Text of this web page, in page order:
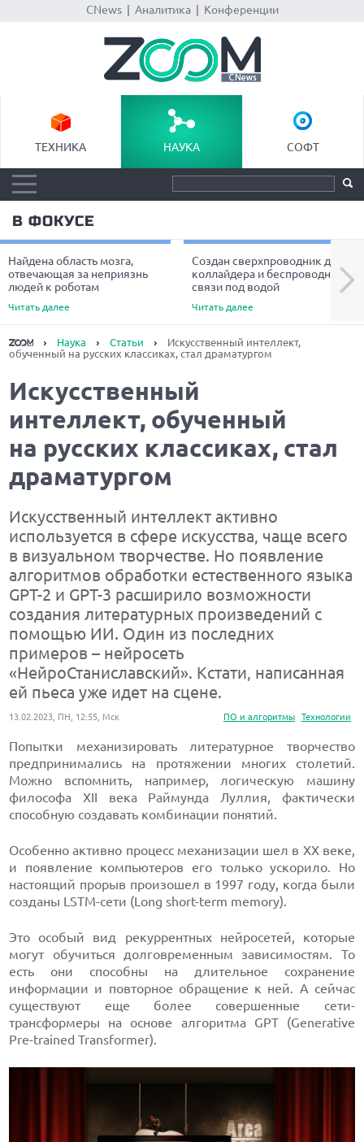
CNews| Аналитика| Конференции
ТЕХНИКА НАУКА СОФТ
В ФОКУСЕ
Найдена область мозга,
отвечающая за неприязнь
людей к роботам
Читать далее
Создан сверхпроводник для
коллайдера и беспроводной
связи под водой
Читать далее
Next
Наука Статьи
Искусственный интеллект,
обученный на русских классиках, стал драматургом
Искусственный
интеллект, обученный
на русских классиках, стал
драматургом
Искусственный интеллект активно
используется в сфере искусства, чаще всего
в визуальном творчестве. Но появление
алгоритмов обработки естественного языка
GPT-2 и GPT-3 расширило возможности
создания литературных произведений с
помощью ИИ. Один из последних
примеров – нейросеть
«НейроСтаниславский». Кстати, написанная
ей пьеса уже идет на сцене.
ПО и алгоритмы Технологии
13.02.2023, ПН, 12:55, Мск
Попытки механизировать литературное творчество
предпринимались на протяжении многих столетий.
Можно вспомнить, например, логическую машину
философа XII века Раймунда Луллия, фактически
способную создавать комбинации понятий.
Особенно активно процесс механизации шел в XX веке,
и появление компьютеров его только ускорило. Но
настоящий прорыв произошел в 1997 году, когда были
созданы LSTM-сети (Long short-term memory).
Это особый вид рекуррентных нейросетей, которые
могут обучиться долговременным зависимостям. То
есть они способны на длительное сохранение
информации и повторное обращение к ней. А сейчас
существуют еще более совершенные сети-
трансформеры на основе алгоритма GPT (Generative
Pre-trained Transformer).